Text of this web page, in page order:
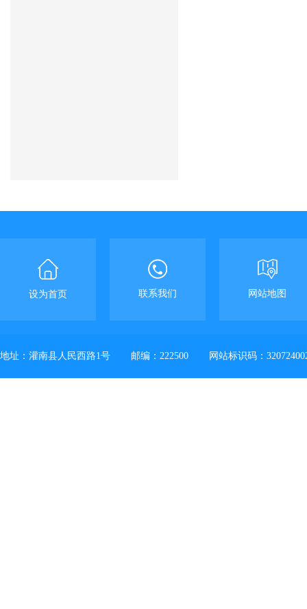
设为首页 联系我们 网站地图
地址：灌南县人民西路1号 邮编：222500 网站标识码：